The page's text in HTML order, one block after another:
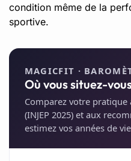
condition même de la
sportive.
MAGICFIT ·
Où vous situez-
Comparez votre
(INJEP 2025) et aux
estimez vos années de